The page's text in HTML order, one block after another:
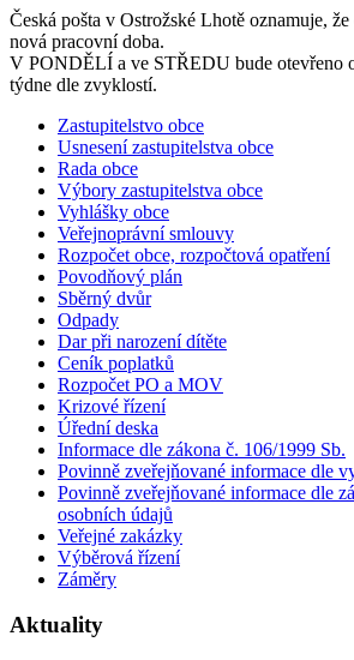
Česká pošta v Ostrožské Lhotě oznamuje,
nová pracovní doba.
V PONDĚLÍ a ve STŘEDU bude otevřeno
týdne dle zvyklostí.
Zastupitelstvo obce
Usnesení zastupitelstva obce
Rada obce
Výbory zastupitelstva obce
Vyhlášky obce
Veřejnoprávní smlouvy
Rozpočet obce, rozpočtová opatření
Povodňový plán
Sběrný dvůr
Odpady
Dar při narození dítěte
Ceník poplatků
Rozpočet PO a MOV
Krizové řízení
Úřední deska
Informace dle zákona č. 106/1999 Sb.
Povinně zveřejňované informace dle
Povinně zveřejňované informace dle
osobních údajů
Veřejné zakázky
Výběrová řízení
Záměry
Aktuality